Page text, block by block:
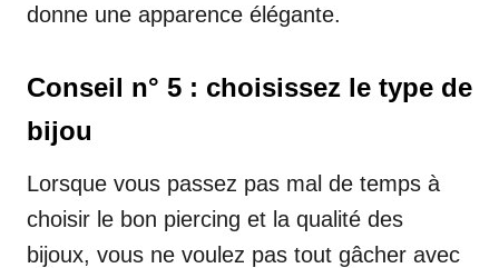
donne une apparence élégante.
Conseil n° 5 : choisissez le type de
bijou
Lorsque vous passez pas mal de temps à
choisir le bon piercing et la qualité des
bijoux, vous ne voulez pas tout gâcher avec